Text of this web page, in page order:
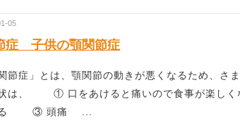
05
症 子供の顎関節症
関節症」とは、顎関節の動きが悪くなるため、
は、 ① 口をあけると痛いので食事が楽し
る ③ 頭痛 ...